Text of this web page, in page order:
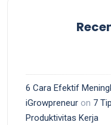
6 Cara Efektif
iGrowpreneur on 7
Produktivitas Kerja